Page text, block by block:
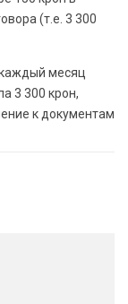
(т.е. 3 300
месяц
3 300 крон,
к документам